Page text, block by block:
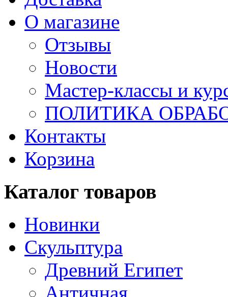
О магазине
Отзывы
Новости
Мастер-классы и
ПОЛИТИКА
Контакты
Корзина
Каталог товаров
Новинки
Скульптура
Древний Египет